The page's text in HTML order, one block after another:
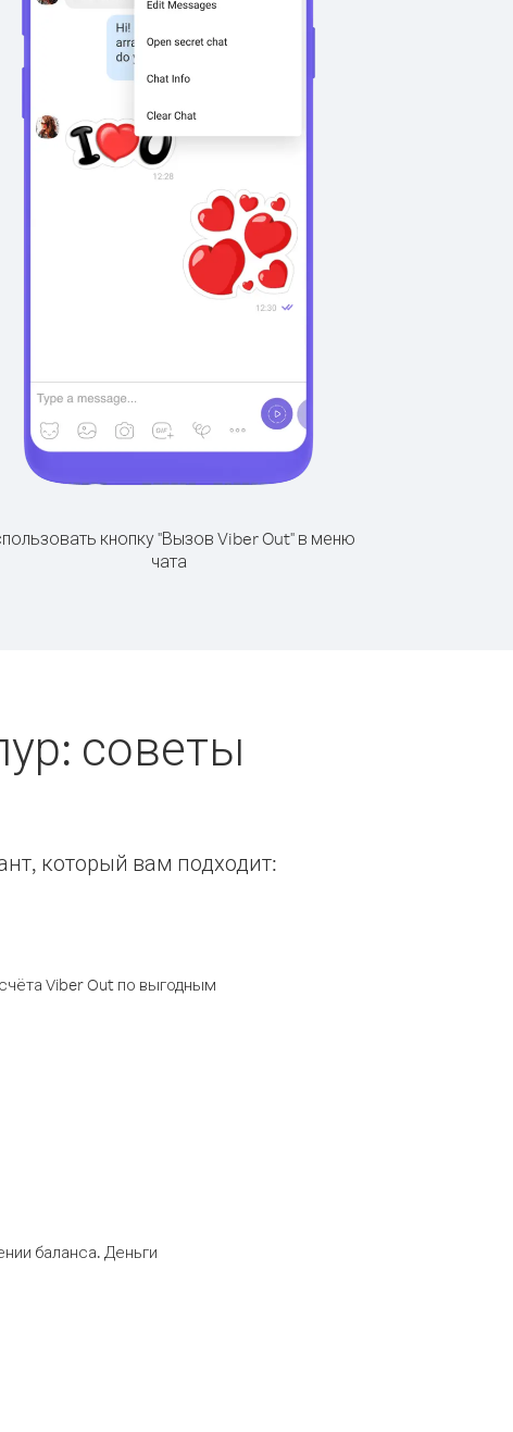
кнопку "Вызов Viber Out" в меню
чата
советы
который вам подходит:
Viber Out по выгодным
баланса. Деньги